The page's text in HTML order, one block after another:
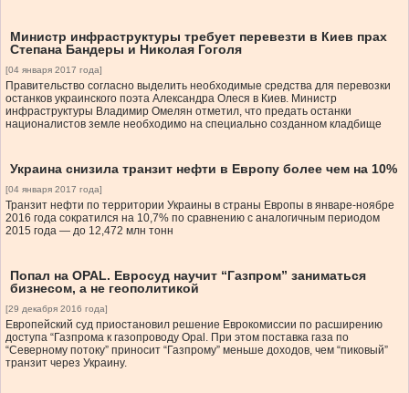
Министр инфраструктуры требует перевезти в Киев прах
Степана Бандеры и Николая Гоголя
[04 января 2017 года]
Правительство согласно выделить необходимые средства для перевозки
останков украинского поэта Александра Олеся в Киев. Министр
инфраструктуры Владимир Омелян отметил, что предать останки
националистов земле необходимо на специально созданном кладбище
Украина снизила транзит нефти в Европу более чем на 10%
[04 января 2017 года]
Транзит нефти по территории Украины в страны Европы в январе-ноябре
2016 года сократился на 10,7% по сравнению с аналогичным периодом
2015 года — до 12,472 млн тонн
Попал на OPAL. Евросуд научит “Газпром” заниматься
бизнесом, а не геополитикой
[29 декабря 2016 года]
Европейский суд приостановил решение Еврокомиссии по расширению
доступа “Газпрома к газопроводу Opal. При этом поставка газа по
“Северному потоку” приносит “Газпрому” меньше доходов, чем “пиковый”
транзит через Украину.